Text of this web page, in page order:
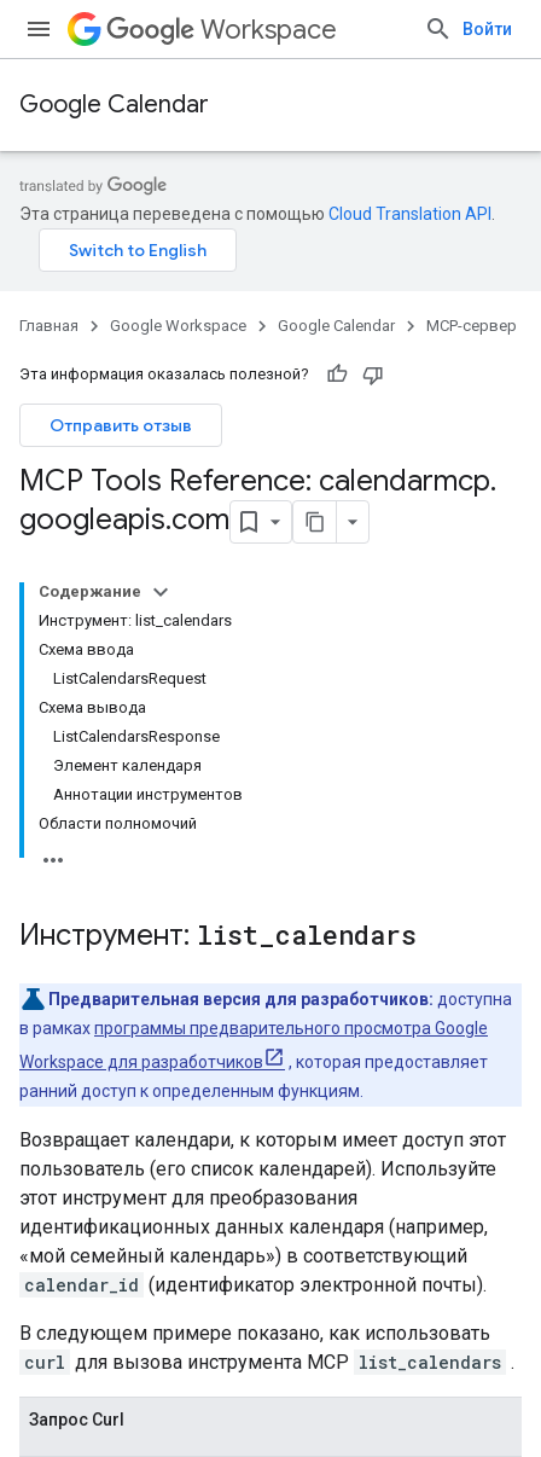
Workspace Войти
Google Calendar
Эта страница переведена с помощью Cloud Translation API
Главная Google Workspace Google Calendar MCP-сервер
Эта информация оказалась полезной?
Отправить отзыв
MCP Tools Reference: calendarmcp.
googleapis.com
Содержание
Инструмент: list_calendars
Схема ввода
ListCalendarsRequest
Схема вывода
ListCalendarsResponse
Элемент календаря
Аннотации инструментов
Области полномочий
Инструмент: list calendars
Предварительная версия для разработчиков: доступна
в рамкахпрограммы предварительного просмотра Google
Workspace для разработчиков
, которая предоставляет
ранний доступ к определенным функциям.
Возвращает календари, к которым имеет доступ этот
пользователь (его список календарей). Используйте
этот инструмент для преобразования
идентификационных данных календаря (например,
«мой семейный календарь») в соответствующий
calendar_id (идентификатор электронной почты).
В следующем примере показано, как использовать
curl для вызова инструмента MCP list_calendars .
Запрос Curl